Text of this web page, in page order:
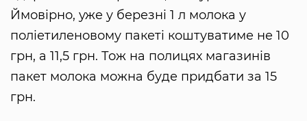
Ймовірно, уже у березні 1 л молока у
поліетиленовому пакеті коштуватиме не 10
грн, а 11,5 грн. Тож на полицях магазинів
пакет молока можна буде придбати за 15
грн.